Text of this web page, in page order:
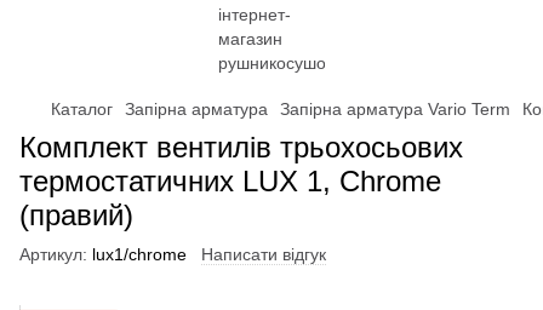
Каталог Запірна арматура Запірна арматура Vario Term
Комплект вентилів трьохосьових
термостатичних LUX 1, Chrome
(правий)
Артикул: lux1/chrome Написати відгук